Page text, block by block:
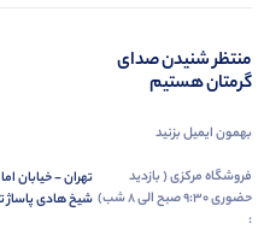
منتظر شنیدن صدای
گرمتان هستیم
بهمون ایمیل بزنید
فروشگاه مرکزی ( بازدید
حضوری 9:30 صبح الی 8 شب)
:
تهران - خیابان
شیخ هادی پاساژ